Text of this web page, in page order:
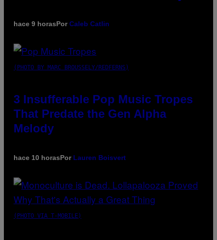
hace 9 horasPorCaleb Catlin
(PHOTO BY MARC BROUSSELY/REDFERNS)
3 Insufferable Pop Music Tropes
That Predate the Gen Alpha
Melody
hace 10 horasPor Lauren Boisvert
(PHOTO VIA T-MOBILE)